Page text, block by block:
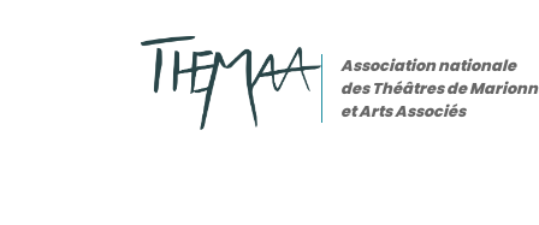
Association nationale
des Théâtres de
et Arts Associés